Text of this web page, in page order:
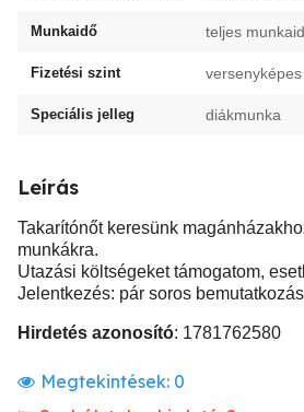
Munkaidő teljes
Fizetési szint versenyképes
Speciális jelleg diákmunka
Leírás
Takarítónőt keresünk
munkákra.
Utazási költségeket támogatom,
Jelentkezés: pár soros
Hirdetés azonosító: 1781762580
Megtekintések: 0